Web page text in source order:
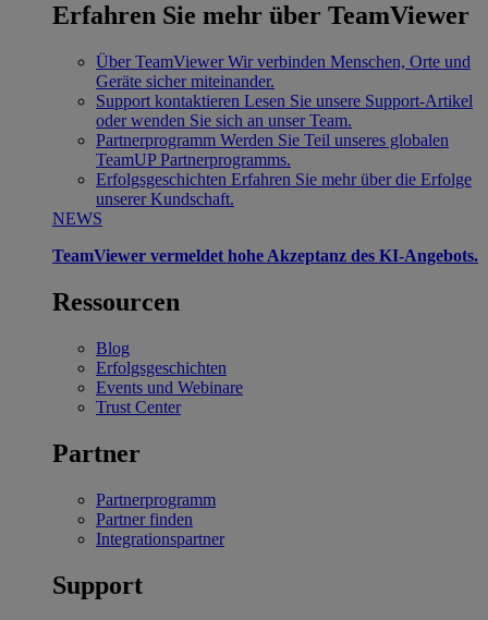
Erfahren Sie mehr über TeamViewer
Über TeamViewer Wir verbinden Menschen, Orte und
Geräte sicher miteinander.
Support kontaktieren Lesen Sie unsere Support-Artikel
oder wenden Sie sich an unser Team.
Partnerprogramm Werden Sie Teil unseres globalen
TeamUP Partnerprogramms.
Erfolgsgeschichten Erfahren Sie mehr über die Erfolge
unserer Kundschaft.
NEWS
TeamViewer vermeldet hohe Akzeptanz des KI-Angebots.
Ressourcen
Blog
Erfolgsgeschichten
Events und Webinare
Trust Center
Partner
Partnerprogramm
Partner finden
Integrationspartner
Support